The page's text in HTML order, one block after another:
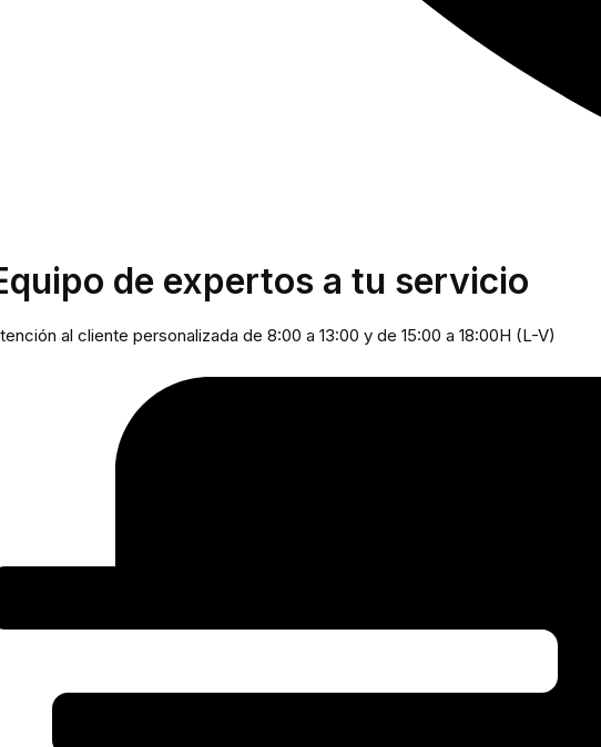
de expertos a tu servicio
al cliente personalizada de 8:00 a 13:00 y de 15:00 a 18:00H (L-V)